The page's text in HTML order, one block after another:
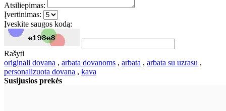
Atsiliepimas:
Įvertinimas:
Įveskite saugos kodą:
Rašyti
originali dovana , arbata dovanoms , arbata , arbata su uzrasu ,
personalizuota dovana , kava
Susijusios prekės